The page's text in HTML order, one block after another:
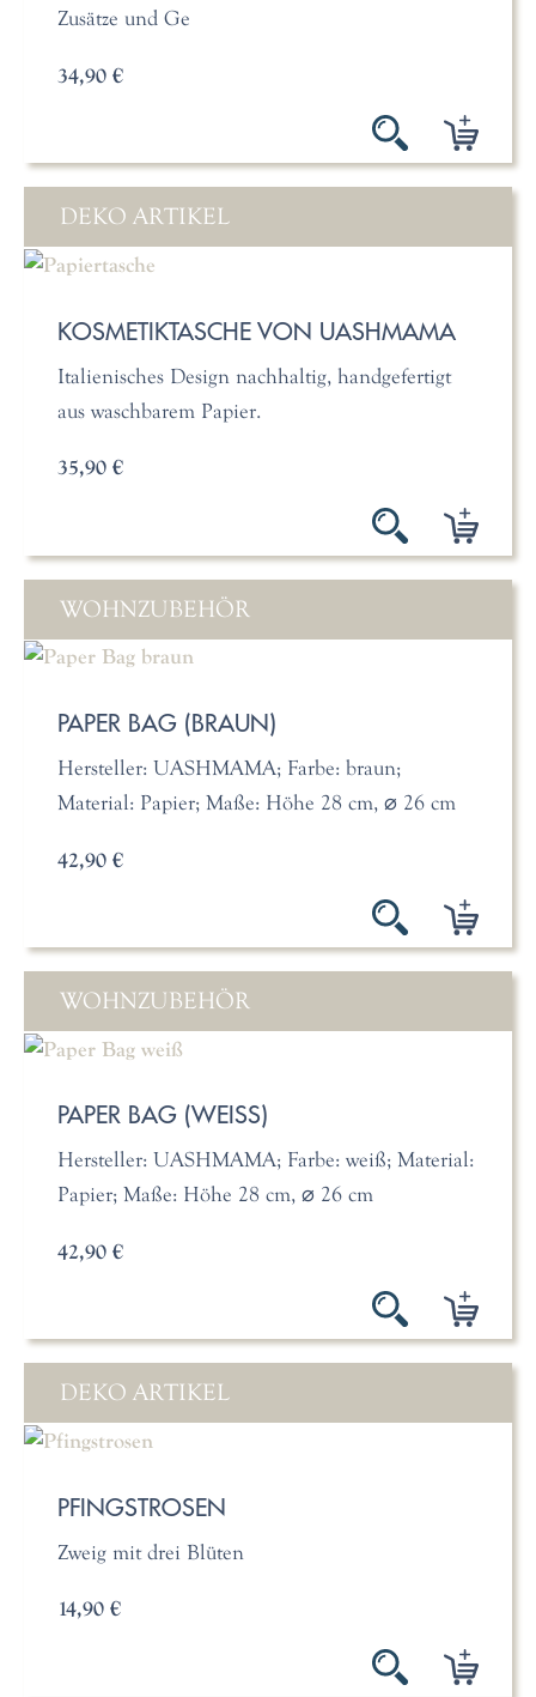
Zusätze und Ge
34,90 €
DEKO ARTIKEL
KOSMETIKTASCHE VON UASHMAMA
Italienisches Design nachhaltig, handgefertigt
aus waschbarem Papier.
35,90 €
WOHNZUBEHÖR
PAPER BAG (BRAUN)
Hersteller: UASHMAMA; Farbe: braun;
Material: Papier; Maße: Höhe 28 cm, ⌀ 26 cm
42,90 €
WOHNZUBEHÖR
PAPER BAG (WEISS)
Hersteller: UASHMAMA; Farbe: weiß; Material:
Papier; Maße: Höhe 28 cm, ⌀ 26 cm
42,90 €
DEKO ARTIKEL
PFINGSTROSEN
Zweig mit drei Blüten
14,90 €